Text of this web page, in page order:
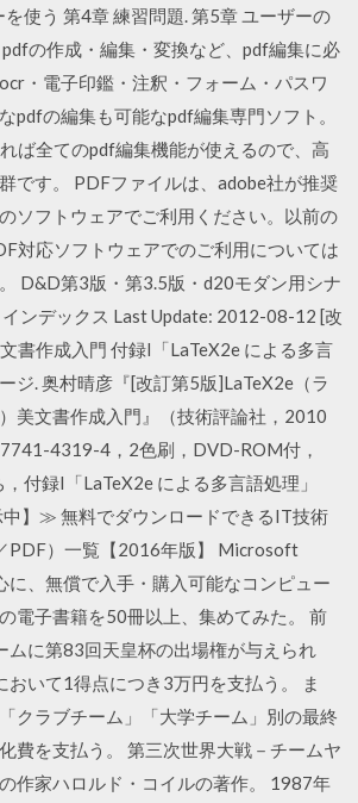
使う 第4章 練習問題. 第5章 ユーザーの
の作成・編集・変換など、pdf編集に必
・電子印鑑・注釈・フォーム・パスワ
pdfの編集も可能なpdf編集専門ソフト。
ば全てのpdf編集機能が使えるので、高
です。 PDFファイルは、adobe社が推奨
ソフトウェアでご利用ください。以前の
対応ソフトウェアでのご利用については
D&D第3版・第3.5版・d20モダン用シナ
ンデックス Last Update: 2012-08-12 [改
書作成入門 付録I「LaTeX2e による多言
ジ. 奥村晴彦『[改訂第5版]LaTeX2e（ラ
美文書作成入門』（技術評論社，2010
4319-4，2色刷，DVD-ROM付，
付録I「LaTeX2e による多言語処理」
中】≫ 無料でダウンロードできるIT技術
PDF）一覧【2016年版】 Microsoft
に、無償で入手・購入可能なコンピュー
電子書籍を50冊以上、集めてみた。 前
ムに第83回天皇杯の出場権が与えられ
おいて1得点につき3万円を支払う。 ま
クラブチーム」「大学チーム」別の最終
費を支払う。 第三次世界大戦－チームヤ
作家ハロルド・コイルの著作。 1987年